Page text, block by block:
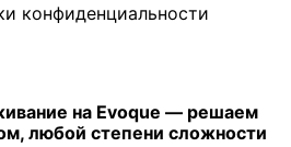
конфиденциальности
любой степени сложности